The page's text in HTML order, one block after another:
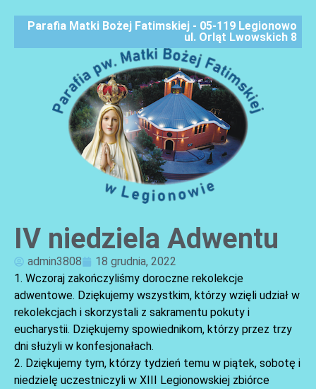
Parafia Matki Bożej Fatimskiej - 05-119 Legionowo
ul. Orląt Lwowskich 8
IV niedziela Adwentu
admin3808
18 grudnia, 2022
1. Wczoraj zakończyliśmy doroczne rekolekcje
adwentowe. Dziękujemy wszystkim, którzy wzięli udział w
rekolekcjach i skorzystali z sakramentu pokuty i
eucharystii. Dziękujemy spowiednikom, którzy przez trzy
dni służyli w konfesjonałach.
2. Dziękujemy tym, którzy tydzień temu w piątek, sobotę i
niedzielę uczestniczyli w XIII Legionowskiej zbiórce
AKTUALNOŚCI